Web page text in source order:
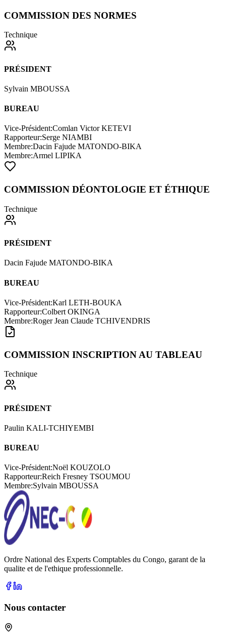
COMMISSION DES NORMES
Technique
PRÉSIDENT
Sylvain MBOUSSA
BUREAU
Vice-Président:Comlan Victor KETEVI
Rapporteur:Serge NIAMBI
Membre:Dacin Fajude MATONDO-BIKA
Membre:Armel LIPIKA
COMMISSION DÉONTOLOGIE ET ÉTHIQUE
Technique
PRÉSIDENT
Dacin Fajude MATONDO-BIKA
BUREAU
Vice-Président:Karl LETH-BOUKA
Rapporteur:Colbert OKINGA
Membre:Roger Jean Claude TCHIVENDRIS
COMMISSION INSCRIPTION AU TABLEAU
Technique
PRÉSIDENT
Paulin KALI-TCHIYEMBI
BUREAU
Vice-Président:Noël KOUZOLO
Rapporteur:Reich Fresney TSOUMOU
Membre:Sylvain MBOUSSA
Ordre National des Experts Comptables du Congo, garant de la
qualite et de l'ethique professionnelle.
Nous contacter